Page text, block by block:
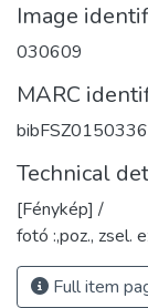
Image
030609
MARC
Technical
[Fénykép] /
fotó :,poz., zsel.
Full item